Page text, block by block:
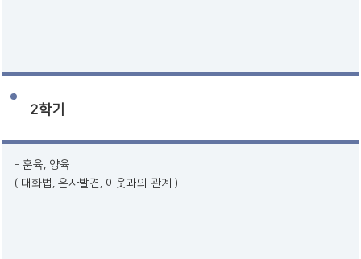
2학기
훈육, 양육
( 대화법, 은사발견, 이웃과의 관계 )